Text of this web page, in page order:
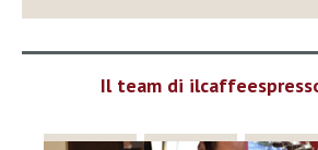
Il team di